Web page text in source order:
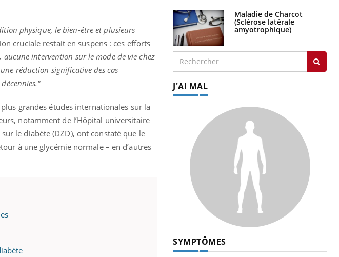
physique, le bien-être et plusieurs
cruciale restait en suspens : ces efforts
aucune intervention sur le mode de vie chez
réduction significative des cas
grandes études internationales sur la
notamment de l’Hôpital universitaire
le diabète (DZD), ont constaté que le
à une glycémie normale – en d’autres
Maladie de Charcot
(Sclérose latérale
amyotrophique)
J'AI MAL
SYMPTÔMES